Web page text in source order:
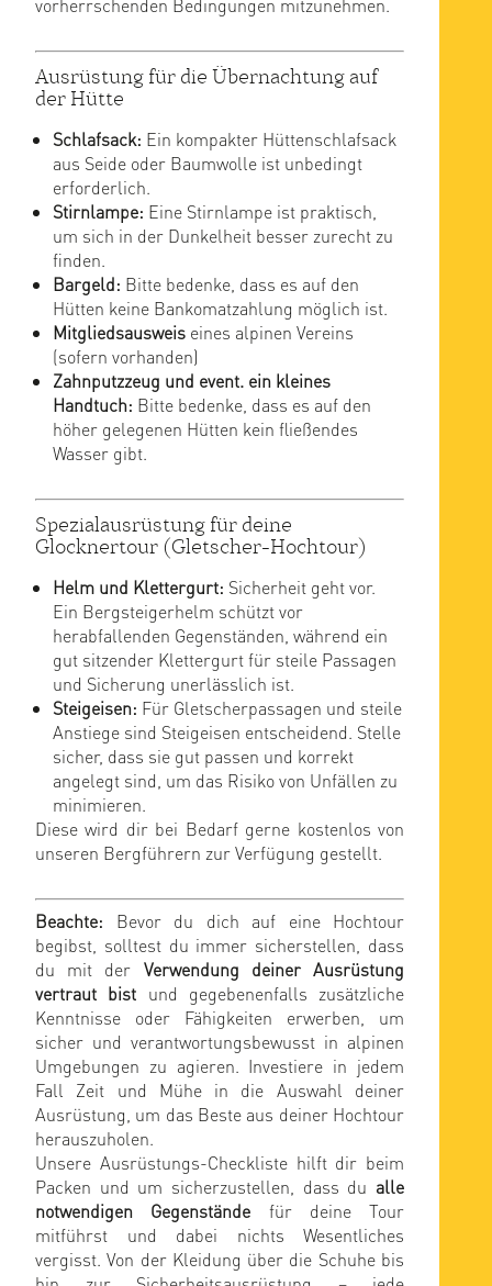
vorherrschenden Bedingungen mitzunehmen.
Ausrüstung für die Übernachtung auf
der Hütte
Schlafsack: Ein kompakter Hüttenschlafsack
aus Seide oder Baumwolle ist unbedingt
erforderlich.
Stirnlampe: Eine Stirnlampe ist praktisch,
um sich in der Dunkelheit besser zurecht zu
finden.
Bargeld: Bitte bedenke, dass es auf den
Hütten keine Bankomatzahlung möglich ist.
Mitgliedsausweis eines alpinen Vereins
(sofern vorhanden)
Zahnputzzeug und event. ein kleines
Handtuch: Bitte bedenke, dass es auf den
höher gelegenen Hütten kein fließendes
Wasser gibt.
Spezialausrüstung für deine
Glocknertour (Gletscher-Hochtour)
Helm und Klettergurt: Sicherheit geht vor.
Ein Bergsteigerhelm schützt vor
herabfallenden Gegenständen, während ein
gut sitzender Klettergurt für steile Passagen
und Sicherung unerlässlich ist.
Steigeisen: Für Gletscherpassagen und steile
Anstiege sind Steigeisen entscheidend. Stelle
sicher, dass sie gut passen und korrekt
angelegt sind, um das Risiko von Unfällen zu
minimieren.
Diese wird dir bei Bedarf gerne kostenlos von
unseren Bergführern zur Verfügung gestellt.
Beachte: Bevor du dich auf eine Hochtour
begibst, solltest du immer sicherstellen, dass
du mit der Verwendung deiner Ausrüstung
vertraut bist und gegebenenfalls zusätzliche
Kenntnisse oder Fähigkeiten erwerben, um
sicher und verantwortungsbewusst in alpinen
Umgebungen zu agieren. Investiere in jedem
Fall Zeit und Mühe in die Auswahl deiner
Ausrüstung, um das Beste aus deiner Hochtour
herauszuholen.
Unsere Ausrüstungs-Checkliste hilft dir beim
Packen und um sicherzustellen, dass du alle
notwendigen Gegenstände für deine Tour
mitführst und dabei nichts Wesentliches
vergisst. Von der Kleidung über die Schuhe bis